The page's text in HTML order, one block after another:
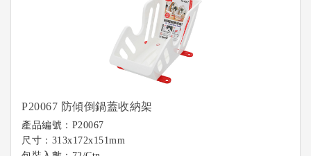
P20067 防傾倒鍋蓋收納架
產品編號：P20067
尺寸：313x172x151mm